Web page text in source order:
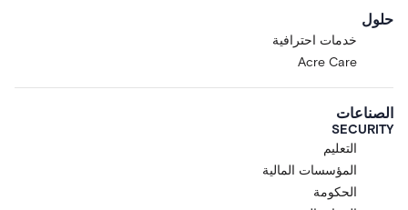
حلول
خدمات احترافية
Acre Care
الصناعات
SECURITY
التعليم
المؤسسات المالية
الحكومة